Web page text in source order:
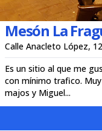
Mesón La
Calle Anacleto López,
Es un sitio al que me
con mínimo trafico.
majos y Miguel...